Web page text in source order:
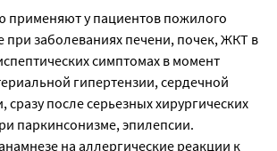
применяют у пациентов пожилого
при заболеваниях печени, почек, ЖКТ в
симптомах в момент
гипертензии, сердечной
сразу после серьезных хирургических
паркинсонизме, эпилепсии.
на аллергические реакции к